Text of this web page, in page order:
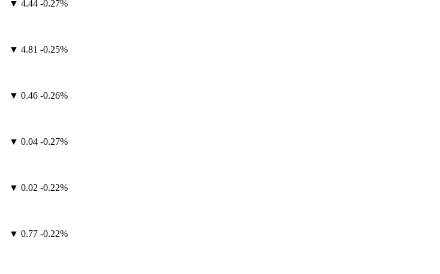
▼ 4.44 -0.27%
▼ 4.81 -0.25%
▼ 0.46 -0.26%
▼ 0.04 -0.27%
▼ 0.02 -0.22%
▼ 0.77 -0.22%